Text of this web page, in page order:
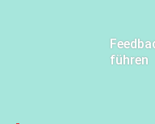
führen